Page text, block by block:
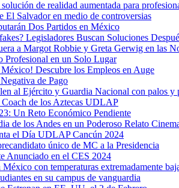
de realidad aumentada para
El Salvador en medio de controversias
Dos Partidos en México
Legisladores Buscan Soluciones
a Margot Robbie y Greta Gerwig en las
en un Solo Lugar
Descubre los Empleos en Auge
de Pago
al Ejército y Guardia Nacional con palos y
de los Aztecas UDLAP
Un Reto Económico Pendiente
de los Andes en un Poderoso Relato
el Día UDLAP Cancún 2024
único de MC a la Presidencia
Anunciado en el CES 2024
con temperaturas extremadamente
en su campus de vanguardia